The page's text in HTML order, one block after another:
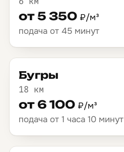
от 5 350 ₽/м³
подача от 45 минут
Бугры
18 км
от 6 100 ₽/м³
подача от 1 часа 10 минут